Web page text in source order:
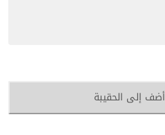
أضف إلى الحقيبة